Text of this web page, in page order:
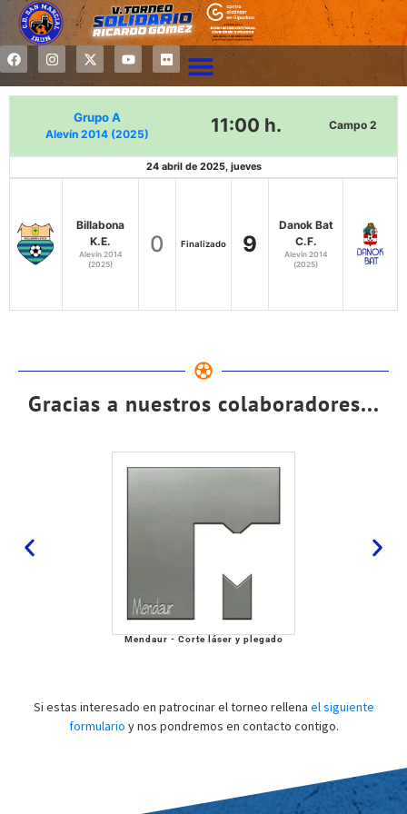
Grupo A
Alevín 2014 (2025) 11:00 h. Campo 2
24 abril de 2025, jueves
Billabona
K.E.
Alevín 2014
(2025)
0 Finalizado 9
Danok Bat
C.F.
Alevín 2014
(2025)
Gracias a nuestros colaboradores...
Mendaur - Corte láser y plegado
Si estas interesado en patrocinar el torneo rellena el siguiente
formulario y nos pondremos en contacto contigo.